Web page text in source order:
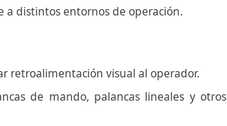
a distintos entornos de operación.
retroalimentación visual al operador.
de mando, palancas lineales y otros